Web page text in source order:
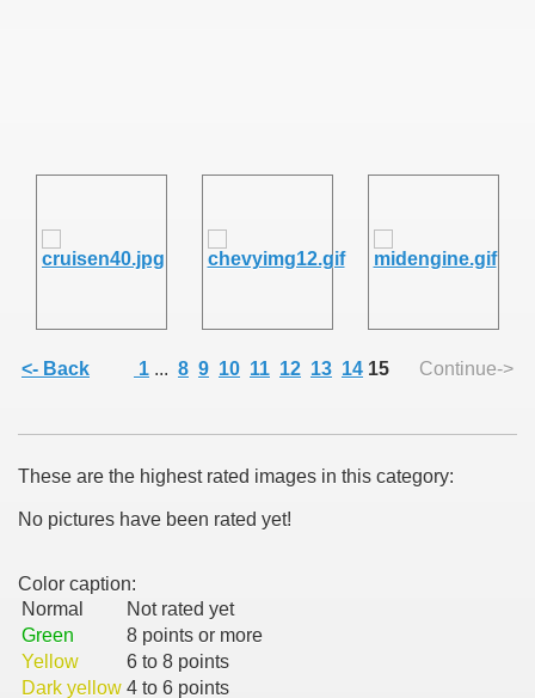
<- Back 1 ... 8 9 10 11 12 13 14 15 Continue->
These are the highest rated images in this category:
No pictures have been rated yet!
Color caption:
Normal
Not rated yet
Green
8 points or more
Yellow
6 to 8 points
Dark yellow 4 to 6 points